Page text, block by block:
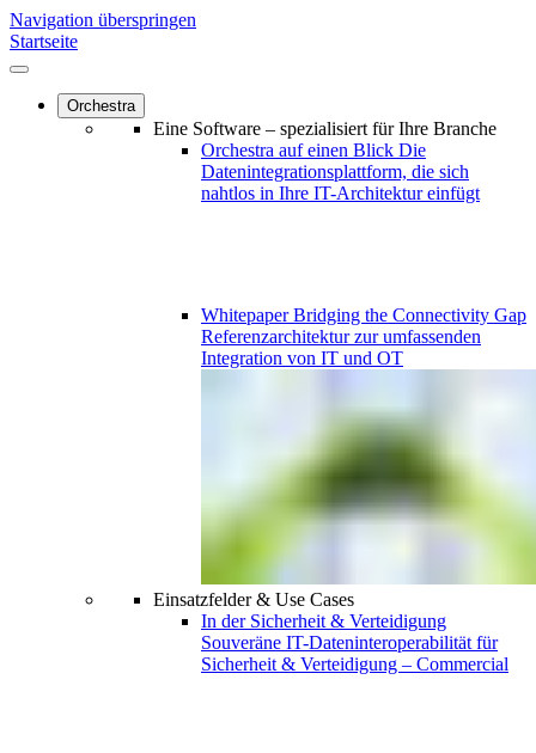
Navigation überspringen
Startseite
Orchestra
Eine Software – spezialisiert für Ihre Branche
Orchestra auf einen Blick Die
Datenintegrationsplattform, die sich
nahtlos in Ihre IT-Architektur einfügt
WhitepaperBridging the Connectivity Gap
Referenzarchitektur zur umfassenden
Integration von IT und OT
Einsatzfelder & Use Cases
In der Sicherheit & Verteidigung
Souveräne IT-Dateninteroperabilität für
Sicherheit & Verteidigung – Commercial